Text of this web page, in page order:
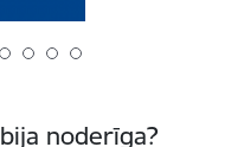
noderīga?